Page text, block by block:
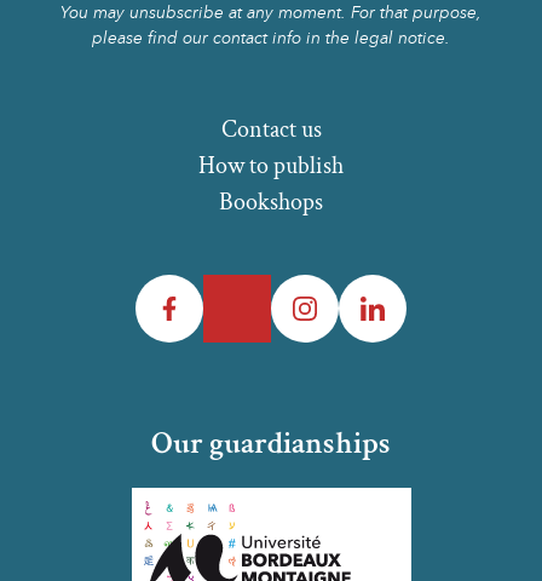
You may unsubscribe at any moment. For that purpose,
please find our contact info in the legal notice.
How to publish
Bookshops
Contact us
Facebook InstagramLinkedIn
Our guardianships